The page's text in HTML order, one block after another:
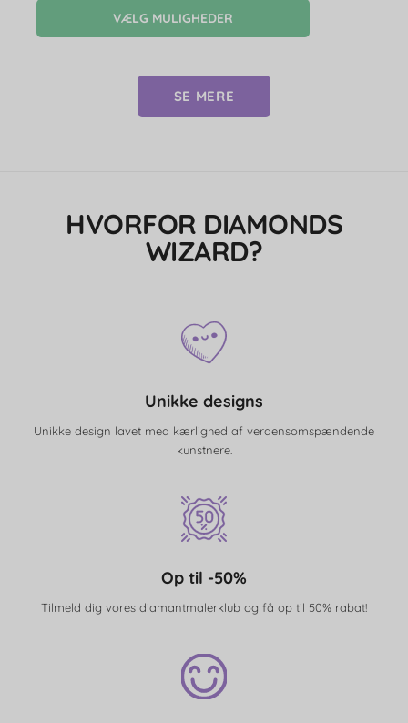
VÆLG MULIGHEDER
SE MERE
HVORFOR DIAMONDS
WIZARD?
Unikke designs
Unikke design lavet med kærlighed af verdensomspændende
kunstnere.
Op til -50%
Tilmeld dig vores diamantmalerklub og få op til 50% rabat!